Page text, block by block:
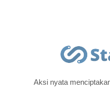
Aksi nyata